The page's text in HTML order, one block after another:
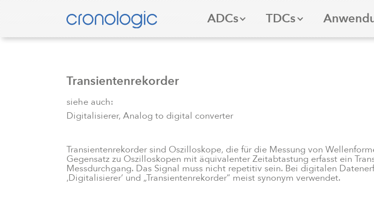
ADCs TDCs
Transientenrekorder
siehe auch:
Digitalisierer, Analog to digital converter
Transientenrekorder sind Oszilloskope, die für die Messung von
Gegensatz zu Oszilloskopen mit äquivalenter Zeitabtastung erfasst ein
Messdurchgang. Das Signal muss nicht repetitiv sein. Bei digitalen
‚Digitalisierer‘ und „Transientenrekorder“ meist synonym verwendet.